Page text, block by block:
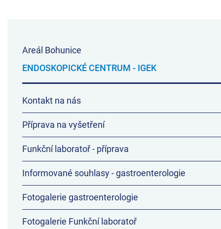
Areál Bohunice
ENDOSKOPICKÉ CENTRUM - IGEK
Kontakt na nás
Příprava na vyšetření
Funkční laboratoř - příprava
Informované souhlasy - gastroenterologie
Fotogalerie gastroenterologie
Fotogalerie Funkční laboratoř